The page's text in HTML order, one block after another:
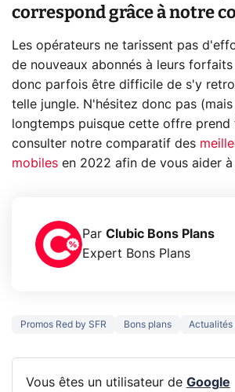
correspond grâce à notre
Les opérateurs ne tarissent pas
de nouveaux abonnés à leurs
donc parfois être difficile de s'y
telle jungle. N'hésitez donc pas
longtemps puisque cette offre prend
consulter notre comparatif des
mobiles en 2022 afin de vous aider
Par Clubic Bons Plans
Expert Bons Plans
Promos Red by SFR Bons plans Actualités
Vous êtes un utilisateur de Google